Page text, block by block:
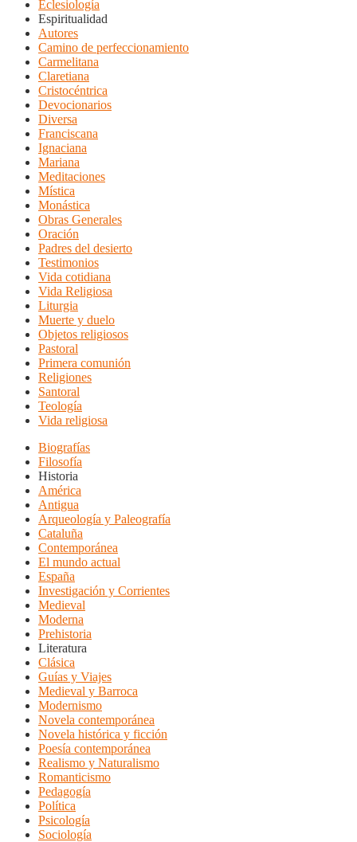
Eclesiología
Espiritualidad
Autores
Camino de perfeccionamiento
Carmelitana
Claretiana
Cristocéntrica
Devocionarios
Diversa
Franciscana
Ignaciana
Mariana
Meditaciones
Mística
Monástica
Obras Generales
Oración
Padres del desierto
Testimonios
Vida cotidiana
Vida Religiosa
Liturgia
Muerte y duelo
Objetos religiosos
Pastoral
Primera comunión
Religiones
Santoral
Teología
Vida religiosa
Biografías
Filosofía
Historia
América
Antigua
Arqueología y Paleografía
Cataluña
Contemporánea
El mundo actual
España
Investigación y Corrientes
Medieval
Moderna
Prehistoria
Literatura
Clásica
Guías y Viajes
Medieval y Barroca
Modernismo
Novela contemporánea
Novela histórica y ficción
Poesía contemporánea
Realismo y Naturalismo
Romanticismo
Pedagogía
Política
Psicología
Sociología